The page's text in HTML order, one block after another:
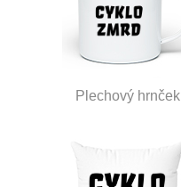
Plechový hrnček